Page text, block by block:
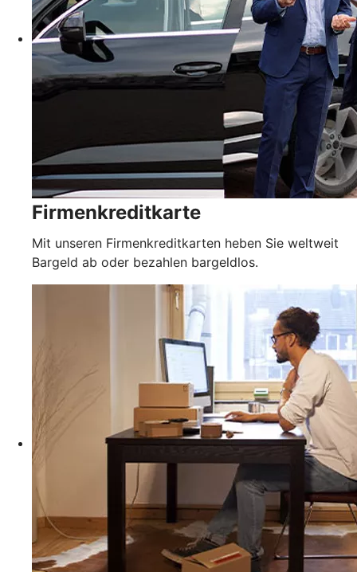
Firmenkreditkarte
Mit unseren Firmenkreditkarten heben Sie weltweit
Bargeld ab oder bezahlen bargeldlos.